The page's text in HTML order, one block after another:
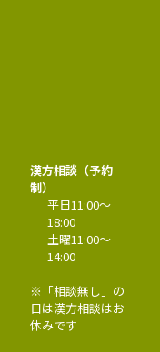
漢方相談（予約
制）
平日11:00〜
18:00
土曜11:00〜
14:00
※「相談無し」の
日は漢方相談はお
休みです